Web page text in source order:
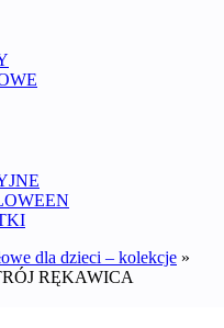
dla dzieci – kolekcje »
RĘKAWICA